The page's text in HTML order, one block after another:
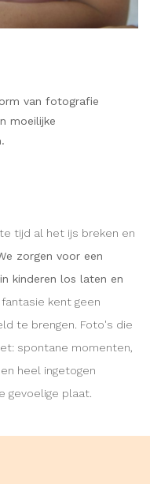
van fotografie
moeilijke
tijd al het ijs breken en
zorgen voor een
kinderen los laten en
fantasie kent geen
te brengen. Foto's die
spontane momenten,
heel ingetogen
gevoelige plaat.